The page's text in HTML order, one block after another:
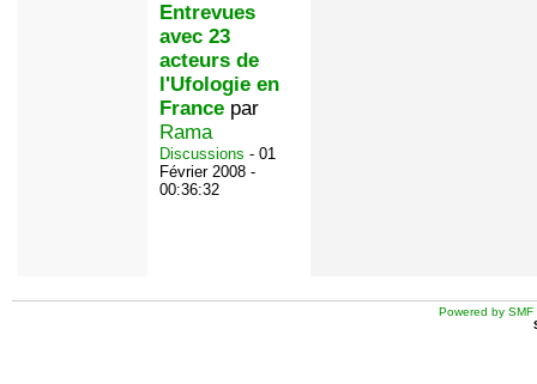
Entrevues
avec 23
acteurs de
l'Ufologie en
France par
Rama
Discussions - 01
Février 2008 -
00:36:32
Powered by SMF